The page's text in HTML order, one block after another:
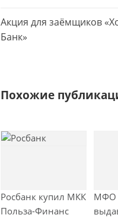
П
р
д
а
п
и
Aкция для заёмщиков
Банк»
Похожие
Росбанк купил МКК
Польза-Финанс
МФО